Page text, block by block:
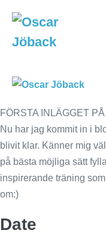
content
FÖRSTA INLÄGGET
Nu har jag kommit in i
blivit klar. Känner mig
på bästa möjliga sätt
inspirerande träning
om:)
Date